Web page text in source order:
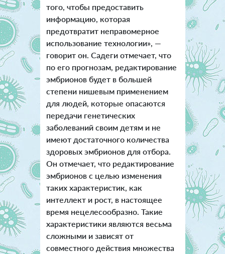
того, чтобы предоставить
информацию, которая
предотвратит неправомерное
использование технологии», —
говорит он. Садеги отмечает, что
по его прогнозам, редактирование
эмбрионов будет в большей
степени нишевым применением
для людей, которые опасаются
передачи генетических
заболеваний своим детям и не
имеют достаточного количества
здоровых эмбрионов для отбора.
Он отмечает, что редактирование
эмбрионов с целью изменения
таких характеристик, как
интеллект и рост, в настоящее
время нецелесообразно. Такие
характеристики являются весьма
сложными и зависят от
совместного действия множества